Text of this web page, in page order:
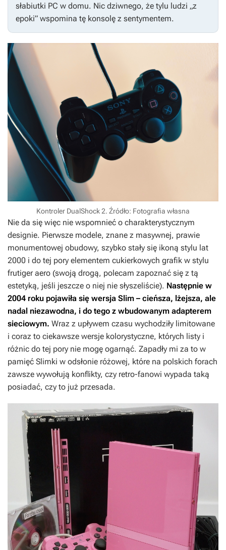
słabiutki PC w domu. Nic dziwnego, że tylu ludzi „z
epoki” wspomina tę konsolę z sentymentem.
Kontroler DualShock 2. Źródło: Fotografia własna
Nie da się więc nie wspomnieć o charakterystycznym
designie. Pierwsze modele, znane z masywnej, prawie
monumentowej obudowy, szybko stały się ikoną stylu lat
2000 i do tej pory elementem cukierkowych grafik w stylu
frutiger aero (swoją drogą, polecam zapoznać się z tą
estetyką, jeśli jeszcze o niej nie słyszeliście). Następnie w
2004 roku pojawiła się wersja Slim – cieńsza, lżejsza, ale
nadal niezawodna, i do tego z wbudowanym adapterem
sieciowym. Wraz z upływem czasu wychodziły limitowane
i coraz to ciekawsze wersje kolorystyczne, których listy i
różnic do tej pory nie mogę ogarnąć. Zapadły mi za to w
pamięć Slimki w odsłonie różowej, które na polskich forach
zawsze wywołują konflikty, czy retro-fanowi wypada taką
posiadać, czy to już przesada.